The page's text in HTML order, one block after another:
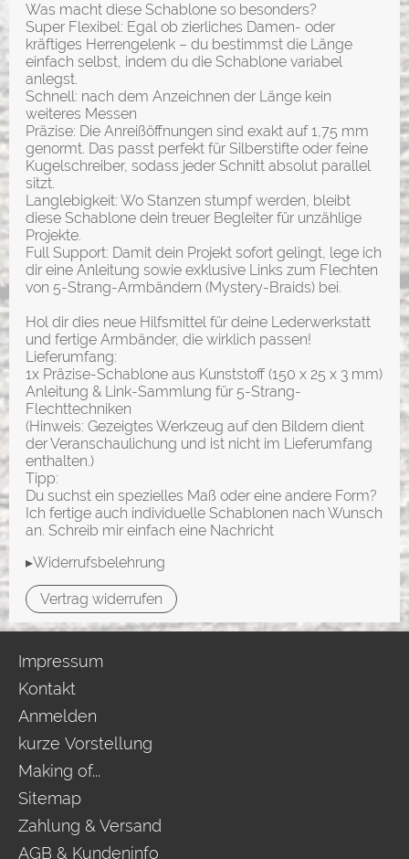
Was macht diese Schablone so besonders?
Super Flexibel: Egal ob zierliches Damen- oder
kräftiges Herrengelenk – du bestimmst die Länge
einfach selbst, indem du die Schablone variabel
anlegst.
Schnell: nach dem Anzeichnen der Länge kein
weiteres Messen
Präzise: Die Anreißöffnungen sind exakt auf 1,75 mm
genormt. Das passt perfekt für Silberstifte oder feine
Kugelschreiber, sodass jeder Schnitt absolut parallel
sitzt.
Langlebigkeit: Wo Stanzen stumpf werden, bleibt
diese Schablone dein treuer Begleiter für unzählige
Projekte.
Full Support: Damit dein Projekt sofort gelingt, lege ich
dir eine Anleitung sowie exklusive Links zum Flechten
von 5-Strang-Armbändern (Mystery-Braids) bei.
Hol dir dies neue Hilfsmittel für deine Lederwerkstatt
und fertige Armbänder, die wirklich passen!
Lieferumfang:
1x Präzise-Schablone aus Kunststoff (150 x 25 x 3 mm)
Anleitung & Link-Sammlung für 5-Strang-
Flechttechniken
(Hinweis: Gezeigtes Werkzeug auf den Bildern dient
der Veranschaulichung und ist nicht im Lieferumfang
enthalten.)
Tipp:
Du suchst ein spezielles Maß oder eine andere Form?
Ich fertige auch individuelle Schablonen nach Wunsch
an. Schreib mir einfach eine Nachricht
▸Widerrufsbelehrung
Vertrag widerrufen
Impressum
Kontakt
Anmelden
kurze Vorstellung
Making of...
Sitemap
Zahlung & Versand
AGB & Kundeninfo